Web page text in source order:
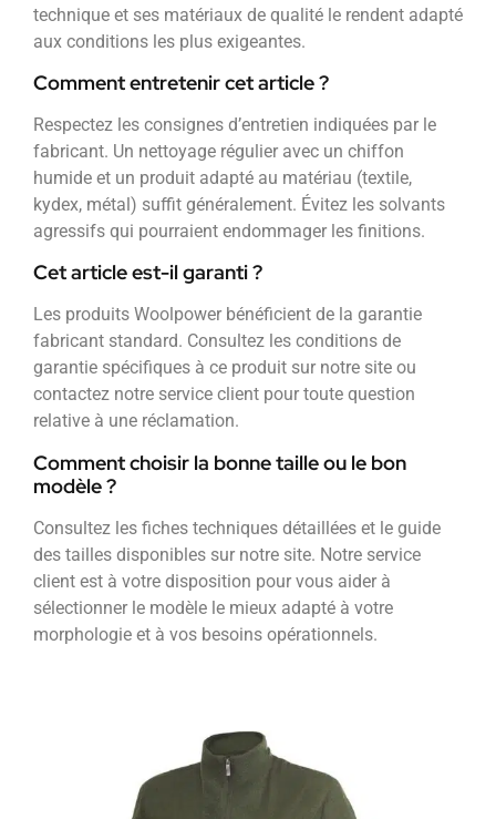
technique et ses matériaux de qualité le rendent adapté
aux conditions les plus exigeantes.
Comment entretenir cet article ?
Respectez les consignes d’entretien indiquées par le
fabricant. Un nettoyage régulier avec un chiffon
humide et un produit adapté au matériau (textile,
kydex, métal) suffit généralement. Évitez les solvants
agressifs qui pourraient endommager les finitions.
Cet article est-il garanti ?
Les produits Woolpower bénéficient de la garantie
fabricant standard. Consultez les conditions de
garantie spécifiques à ce produit sur notre site ou
contactez notre service client pour toute question
relative à une réclamation.
Comment choisir la bonne taille ou le bon
modèle ?
Consultez les fiches techniques détaillées et le guide
des tailles disponibles sur notre site. Notre service
client est à votre disposition pour vous aider à
sélectionner le modèle le mieux adapté à votre
morphologie et à vos besoins opérationnels.